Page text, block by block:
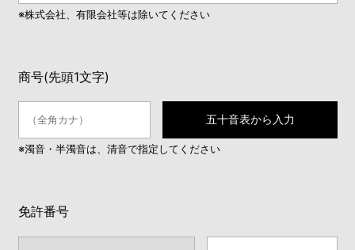
※株式会社、有限会社等は除いてください
商号(先頭1文字)
五十音表から入力
※濁音・半濁音は、清音で指定してください
免許番号